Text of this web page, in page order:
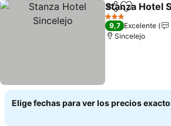
CompartirAgregar a
Stanza Hotel
3 Estrellas
9,7 Excelente
Sincelejo
Elige fechas para ver los precios